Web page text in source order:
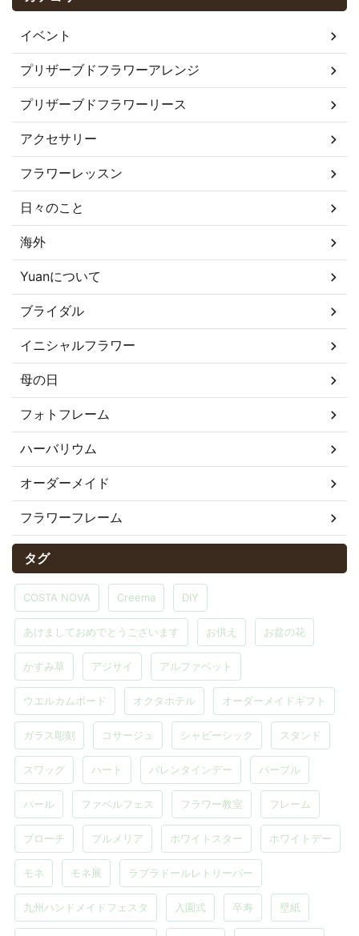
イベント
プリザーブドフラワーアレンジ
プリザーブドフラワーリース
アクセサリー
フラワーレッスン
日々のこと
海外
Yuanについて
ブライダル
イニシャルフラワー
母の日
フォトフレーム
ハーバリウム
オーダーメイド
フラワーフレーム
タグ
COSTA NOVA Creema DIY
あけましておめでとうございます お供え お盆の花
かすみ草 アジサイ アルファベット
ウエルカムボード オクタホテル オーダーメイドギフト
ガラス彫刻 コサージュ シャビーシック スタンド
スワッグ ハート バレンタインデー パープル
パール ファベルフェス フラワー教室 フレーム
ブローチ プルメリア ホワイトスター ホワイトデー
モネ モネ展 ラブラドールレトリーバー
九州ハンドメイドフェスタ 入園式 卒寿 壁紙